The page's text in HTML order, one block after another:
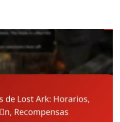
Ark
Compromiso